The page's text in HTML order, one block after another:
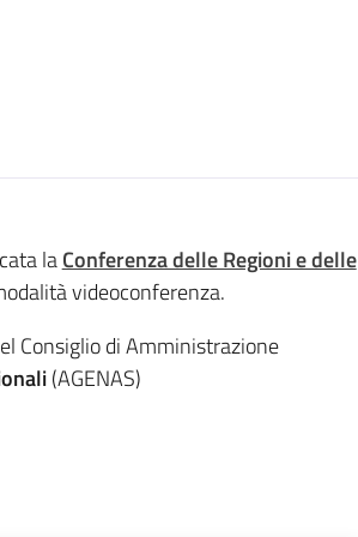
laConferenza delle Regioni e delle
videoconferenza.
Consiglio di Amministrazione
(AGENAS)